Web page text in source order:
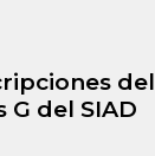
del
del SIAD